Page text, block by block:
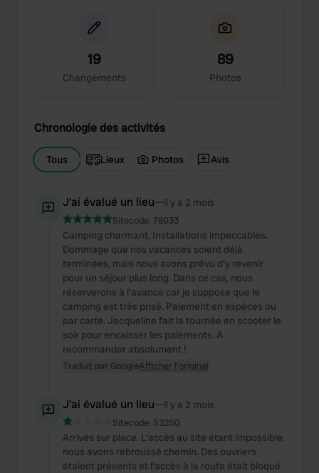
19
Changements
89
Photos
Chronologie des activités
Tous Lieux Photos Avis
J'ai évalué un lieu—il y a 2 mois
Sitecode: 78033
Camping charmant. Installations impeccables.
Dommage que nos vacances soient déjà
terminées, mais nous avons prévu d'y revenir
pour un séjour plus long. Dans ce cas, nous
réserverons à l'avance car je suppose que le
camping est très prisé. Paiement en espèces ou
par carte. Jacqueline fait la tournée en scooter le
soir pour encaisser les paiements. À
recommander absolument !
Traduit par GoogleAfficher l'original
J'ai évalué un lieu—il y a 2 mois
Sitecode: 53250
Arrivés sur place. L'accès au site étant impossible,
nous avons rebroussé chemin. Des ouvriers
étaient présents et l'accès à la route était bloqué